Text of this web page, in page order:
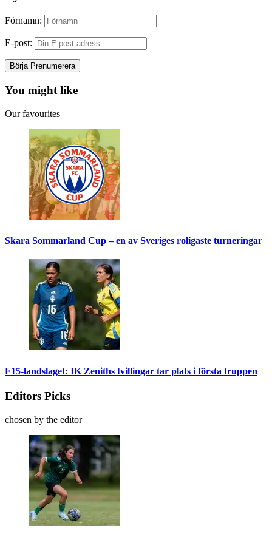
Förnamn:
E-post:
You might like
Our favourites
Skara Sommarland Cup – en av Sveriges roligaste turneringar
F15-landslaget: IK Zeniths tvillingar tar plats i första truppen
Editors Picks
chosen by the editor